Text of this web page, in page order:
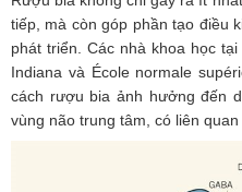
tiếp, mà còn góp phần tạo điều
phát triển. Các nhà khoa học
Indiana và École normale
cách rượu bia ảnh hưởng đến
vùng não trung tâm, có liên